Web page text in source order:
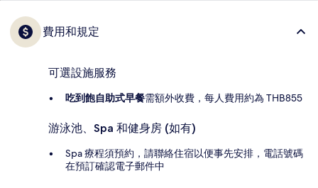
費用和規定
可選設施服務
吃到飽自助式早餐需額外收費，每人費用約為 THB855
游泳池、Spa 和健身房 (如有)
Spa 療程須預約，請聯絡住宿以便事先安排，電話號碼
在預訂確認電子郵件中